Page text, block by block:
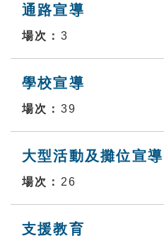
通路宣導
3
學校宣導
39
大型活動及攤位宣導
26
支援教育